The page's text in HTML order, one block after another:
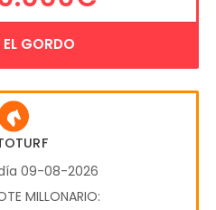
GORDO
09-08-2026
MILLONARIO: